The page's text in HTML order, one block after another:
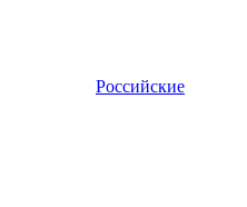
Российские